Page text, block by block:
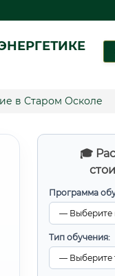
в Старом Осколе
🎓
Программа
Тип обучения: